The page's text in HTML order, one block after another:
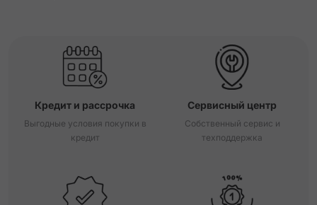
Кредит и рассрочка
Выгодные условия покупки в
кредит
Сервисный центр
Собственный сервис и
техподдержка